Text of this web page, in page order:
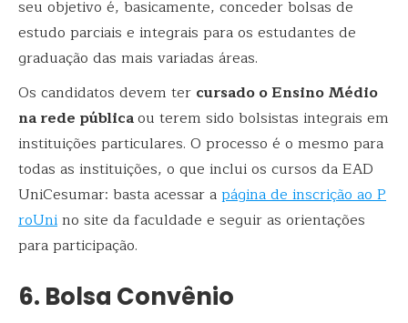
seu objetivo é, basicamente, conceder bolsas de
estudo parciais e integrais para os estudantes de
graduação das mais variadas áreas.
Os candidatos devem ter cursado o Ensino Médio
na rede públicaou terem sido bolsistas integrais em
instituições particulares. O processo é o mesmo para
todas as instituições, o que inclui os cursos da EAD
UniCesumar: basta acessar apágina de inscrição ao P
roUnino site da faculdade e seguir as orientações
para participação.
6. Bolsa Convênio